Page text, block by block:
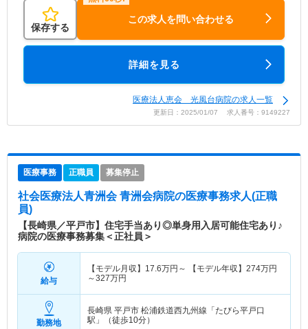
保存する
この求人を問い合わせる
詳細を見る
医療法人恵会 光風台病院の求人一覧
更新日：2025/01/07 求人番号：9149227
医療事務 正職員 募集停止
社会医療法人青洲会 青洲会病院の医療事務求人(正職
員)
【長崎県／平戸市】住宅手当あり◎単身用入居可能住宅あり♪
病院の医療事務募集＜正社員＞
給与
【モデル月収】 17.6万円～ 【モデル年収】 274万円
～327万円
勤務地
長崎県 平戸市 松浦鉄道西九州線「たびら平戸口
駅」（徒歩10分）